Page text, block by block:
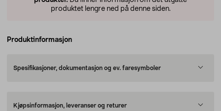
produktet lengre ned på denne siden.
Produktinformasjon
Spesifikasjoner, dokumentasjon og ev. faresymboler
Kjøpsinformasjon, leveranser og returer